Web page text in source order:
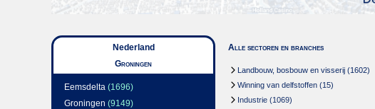
Nederland
Groningen
Eemsdelta (1696)
Groningen (9149)
Alle sectoren en branches
Landbouw, bosbouw en visserij (1602)
Winning van delfstoffen (15)
Industrie (1069)